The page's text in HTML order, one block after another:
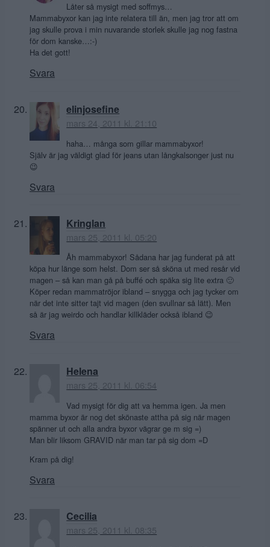
Låter så mysigt med soffmys…
Mammabyxor kan jag inte relatera till än, men jag tror att om
jag skulle prova i min nuvarande storlek skulle jag nog fastna
för dom kanske…:-)
Ha det gott!
Svara
elinjosefine
mars 24, 2011 kl. 21:10
haha… många som gillar mammabyxor!
Själv är jag väldigt glad för jeans utan långkalsonger just nu
😉
Svara
Kringlan
mars 25, 2011 kl. 05:20
Åh mammabyxor! Sådana har jag funderat på att
köpa hur länge som helst. Dom ser så sköna ut med resår vid
magen – så kan man gå på buffé och späka sig lite extra 🙂
Köper redan mammatröjor ibland – snygga och jag tycker om
när det inte sitter tajt vid magen (den svullnar så lätt). Men
så är jag weirdo och handlar killkläder också ibland 😉
Svara
Helena
mars 25, 2011 kl. 06:54
Vad mysigt för dig att va hemma igen. Ja men
mamma byxor är nog det skönaste attha på sig när magen
spänner ut och alla andra byxor vägrar ge m sig =)
Man blir liksom GRAVID när man tar på sig dom =D
Kram på dig!
Svara
Cecilia
mars 25, 2011 kl. 08:35